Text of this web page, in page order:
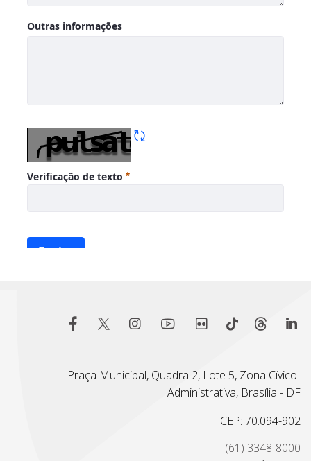
Praça Municipal, Quadra 2, Lote 5, Zona Cívico-
Administrativa, Brasília - DF
CEP: 70.094-902
(61) 3348-8000